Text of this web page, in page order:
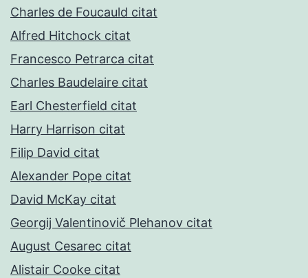
Charles de Foucauld citat
Alfred Hitchock citat
Francesco Petrarca citat
Charles Baudelaire citat
Earl Chesterfield citat
Harry Harrison citat
Filip David citat
Alexander Pope citat
David McKay citat
Georgij Valentinovič Plehanov citat
August Cesarec citat
Alistair Cooke citat